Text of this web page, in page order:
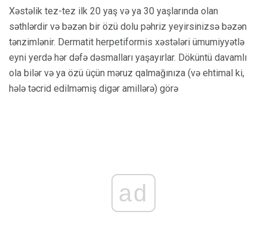
Xəstəlik tez-tez ilk 20 yaş və ya 30 yaşlarında olan
səthlərdir və bəzən bir özü dolu pəhriz yeyirsinizsə bəzən
tənzimlənir. Dermatit herpetiformis xəstələri ümumiyyətlə
eyni yerdə hər dəfə dəsmalları yaşayırlar. Döküntü davamlı
ola bilər və ya özü üçün məruz qalmağınıza (və ehtimal ki,
hələ təcrid edilməmiş digər amillərə) görə
ad